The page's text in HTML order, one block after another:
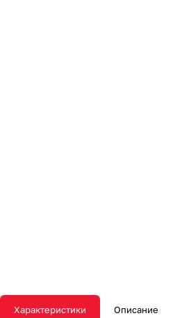
Характеристики Описание